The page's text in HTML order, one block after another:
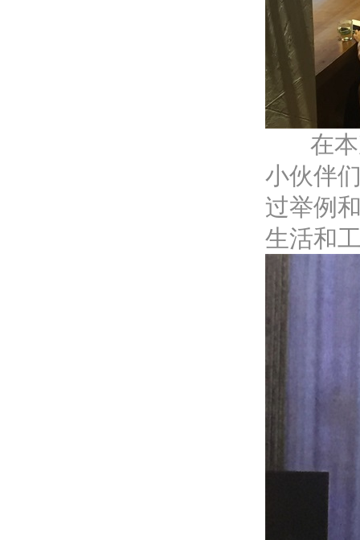
小伙伴
过举例
生活和